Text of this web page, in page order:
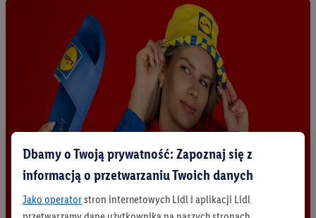
Dbamy o Twoją prywatność: Zapoznaj się z
informacją o przetwarzaniu Twoich danych
Jako operatorstron internetowych Lidl i aplikacji Lidl